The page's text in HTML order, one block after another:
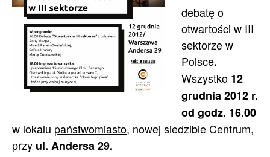
debatę o
otwartości w III
sektorze w
Polsce.
Wszystko 12
grudnia 2012 r.
od godz. 16.00
w lokalu państwomiasto, nowej siedzibie Centrum,
przy ul. Andersa 29.